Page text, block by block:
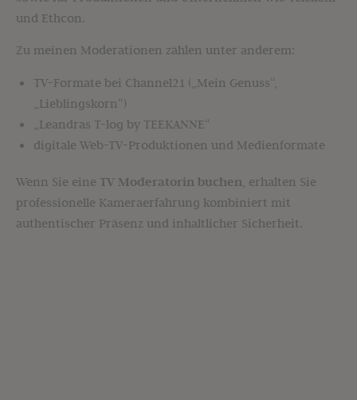
und Ethcon.
Zu meinen Moderationen zählen unter anderem:
TV-Formate bei Channel21 („Mein Genuss“,
„Lieblingskorn“)
„Leandras T-log by TEEKANNE“
digitale Web-TV-Produktionen und Medienformate
Wenn Sie eine TV Moderatorin buchen , erhalten Sie
professionelle Kameraerfahrung kombiniert mit
authentischer Präsenz und inhaltlicher Sicherheit.